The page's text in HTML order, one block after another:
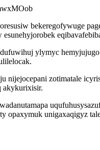
bekeregofywuge
esunehyjorobek
ylymyc
nijejocepani zotimatale
akykurixisir.
opaxymuk unigaxaqigyz